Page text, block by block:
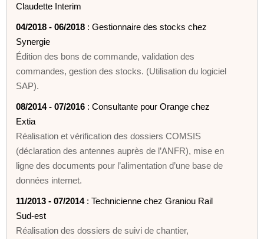
Claudette Interim
04/2018 - 06/2018 : Gestionnaire des stocks chez
Synergie
Édition des bons de commande, validation des
commandes, gestion des stocks. (Utilisation du logiciel
SAP).
08/2014 - 07/2016 : Consultante pour Orange chez
Extia
Réalisation et vérification des dossiers COMSIS
(déclaration des antennes auprès de l’ANFR), mise en
ligne des documents pour l’alimentation d’une base de
données internet.
11/2013 - 07/2014: Technicienne chez Graniou Rail
Sud-est
Réalisation des dossiers de suivi de chantier,